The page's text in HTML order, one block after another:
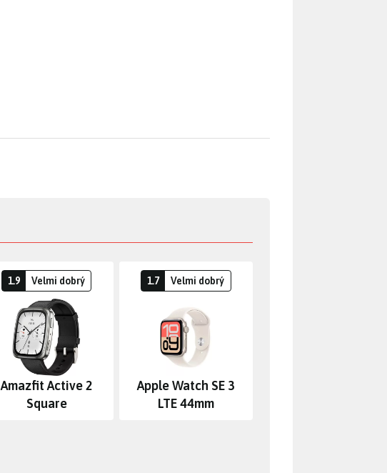
1.9 Velmi dobrý
Amazfit Active 2
Square
1.7 Velmi dobrý
Apple Watch SE 3
LTE 44mm